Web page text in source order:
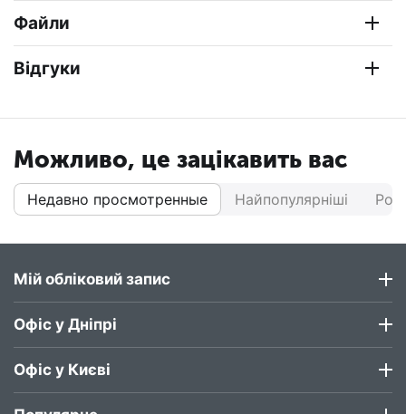
Файли
Відгуки
Можливо, це зацікавить вас
Недавно просмотренные Найпопулярніші
Мій обліковий запис
Офіс у Дніпрі
Офіс у Києві